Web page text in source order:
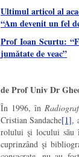
Ultimul articol al
“Am devenit un fel
Prof Ioan Scurtu:
jumǎtate de veac”
de Prof Univ Dr
În 1996, în
Cristian Sandache[1],
rolului şi locului său
cuprinzând şi